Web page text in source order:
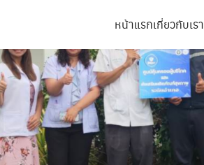
หน้าแรกเกี่ยวกับเรา